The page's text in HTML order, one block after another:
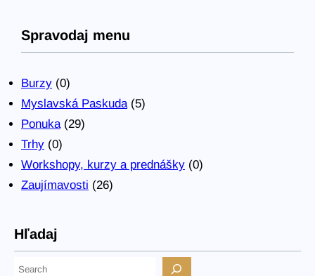
Spravodaj menu
Burzy (0)
Myslavská Paskuda(5)
Ponuka(29)
Trhy (0)
Workshopy, kurzy a prednášky (0)
Zaujímavosti (26)
Hľadaj
H